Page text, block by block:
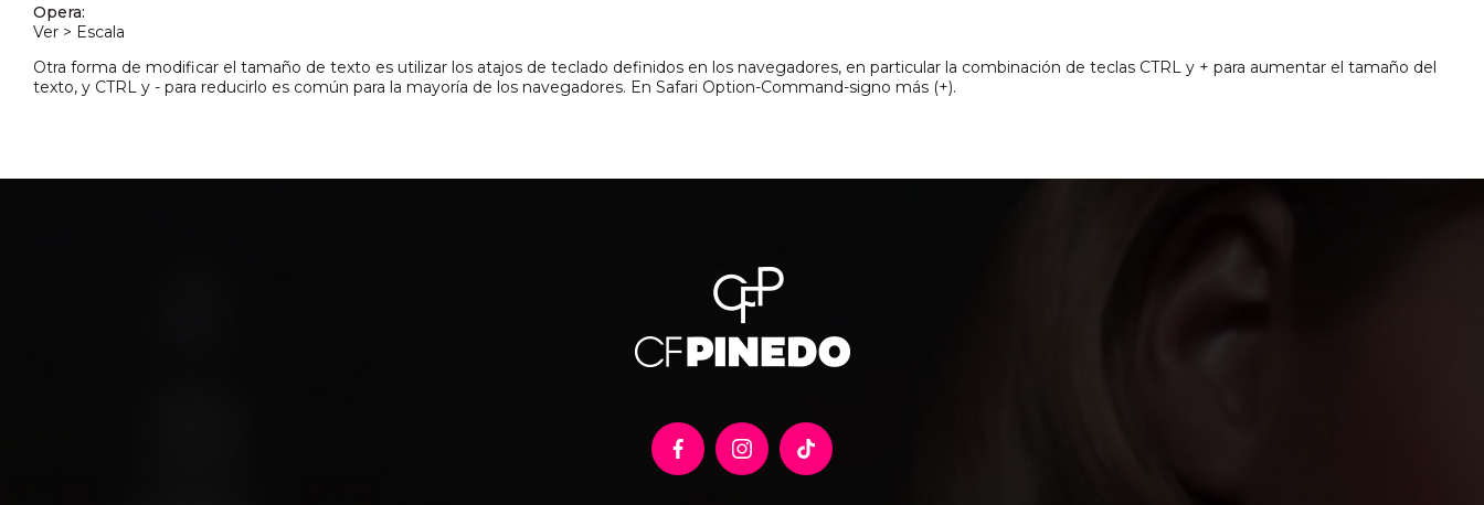
Opera:
Ver > Escala
Otra forma de modificar el tamaño de texto es utilizar los atajos de teclado definidos en los navegadores, en particular la combinación de teclas CTRL y + para aumentar el tamaño del
texto, y CTRL y - para reducirlo es común para la mayoría de los navegadores. En Safari Option-Command-signo más (+).